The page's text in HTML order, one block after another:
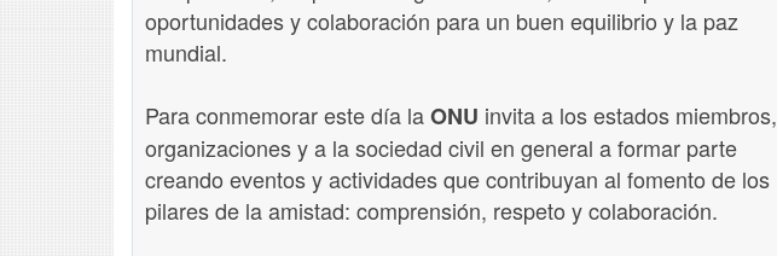
oportunidades y colaboración para un buen equilibrio y la paz
mundial.
Para conmemorar este día laONU invita a los estados miembros,
organizaciones y a la sociedad civil en general a formar parte
creando eventos y actividades que contribuyan al fomento de los
pilares de la amistad: comprensión, respeto y colaboración.